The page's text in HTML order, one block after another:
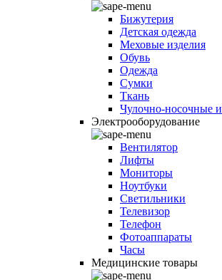
Бижутерия
Детская одежда
Меховые изделия
Обувь
Одежда
Сумки
Ткань
Чулочно-носочные
Электрооборудование
Вентилятор
Лифты
Мониторы
Ноутбуки
Светильники
Телевизор
Телефон
Фотоаппараты
Часы
Медицинские товары